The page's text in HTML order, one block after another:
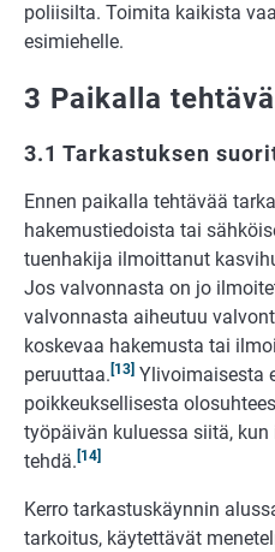
poliisilta. Toimita kaikista
esimiehelle.
3 Paikalla
3.1 Tarkastuksen
Ennen paikalla tehtävää
hakemustiedoista tai
tuenhakija ilmoittanut
Jos valvonnasta on jo
valvonnasta aiheutuu
koskevaa hakemusta tai
peruuttaa. [13] Ylivoimaisesta
poikkeuksellisesta
työpäivän kuluessa siitä,
tehdä. [14]
Kerro tarkastuskäynnin
tarkoitus, käytettävät